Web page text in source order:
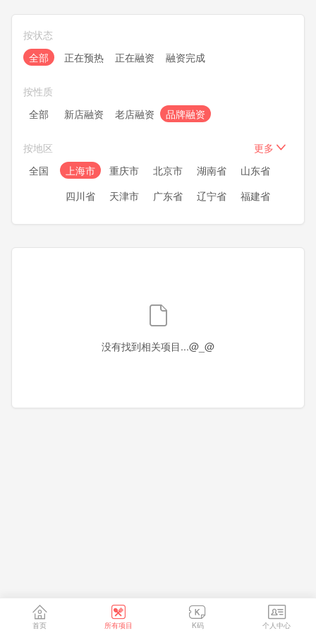
首页 所有项目 K码 个人中心
按状态
全部
正在预热 正在融资 融资完成
按性质
全部
新店融资 老店融资 品牌融资
按地区
更多
全国
上海市 重庆市 北京市 湖南省
山东省
四川省
天津市 广东省 辽宁省
福建省
浙江省
安徽省 湖北省 江苏省
河南省
河北省
黑龙江 内蒙古 新疆
甘肃省
台湾
没有找到相关项目...@_@